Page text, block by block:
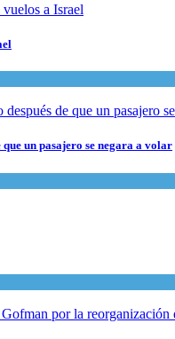
un pasajero se negara a volar